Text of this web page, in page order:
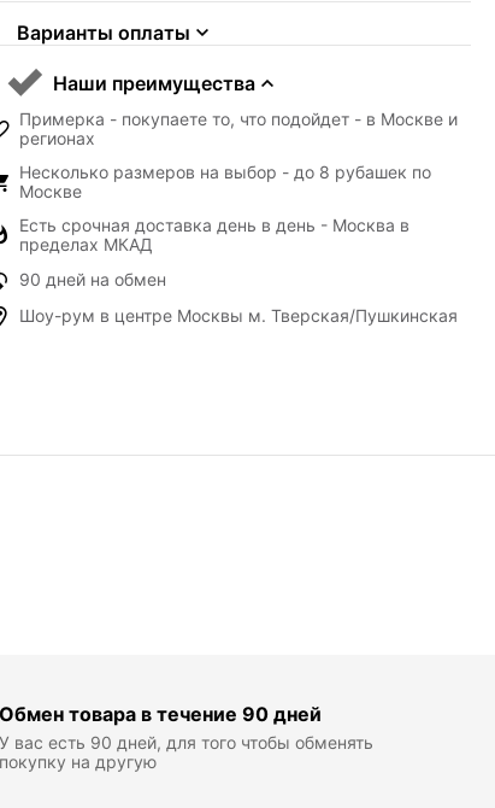
Варианты оплаты
Наши преимущества
Примерка - покупаете то, что подойдет - в Москве и
регионах
Несколько размеров на выбор - до 8 рубашек по
Москве
Есть срочная доставка день в день - Москва в
пределах МКАД
90 дней на обмен
Шоу-рум в центре Москвы м. Тверская/Пушкинская
Обмен товара в течение 90 дней
У вас есть 90 дней, для того чтобы обменять
покупку на другую